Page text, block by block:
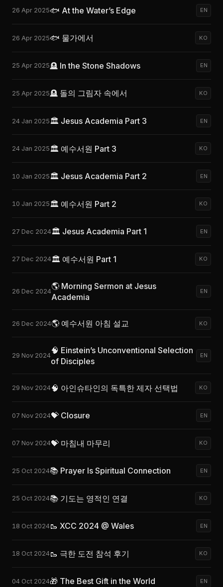
26 Apr 2025🐟 At the Water’s Edge EN
26 Apr 2025🐟 물가에서 KO
25 Apr 2025🪦 In the Stone Shadows EN
25 Apr 2025🪦 돌의 그림자 속에서 KO
24 Jan 2025🏛️ Jesus Academia Part 3 EN
24 Jan 2025 🏛️ 예수서원 Part 3 KO
10 Jan 2025🏛️ Jesus Academia Part 2 EN
10 Jan 2025 🏛️ 예수서원 Part 2 KO
27 Dec 2024🏛️ Jesus Academia Part 1 EN
27 Dec 2024🏛️ 예수서원 Part 1 KO
26 Dec 2024
🌎 Morning Sermon at Jesus
Academia
EN
26 Dec 2024🌎 예수서원 아침 설교 KO
29 Nov 2024
🧠 Einstein’s Unconventional Selection
of Disciples
EN
29 Nov 2024🧠 아인슈타인의 독특한 제자 선택법 KO
07 Nov 2024💝 Closure EN
07 Nov 2024💝 마침내 마무리 KO
25 Oct 2024📚 Prayer Is Spiritual Connection EN
25 Oct 2024📚 기도는 영적인 연결 KO
18 Oct 2024🥾 XCC 2024 @ Wales EN
18 Oct 2024🥾 극한 도전 참석 후기 KO
04 Oct 2024🎁 The Best Gift in the World EN